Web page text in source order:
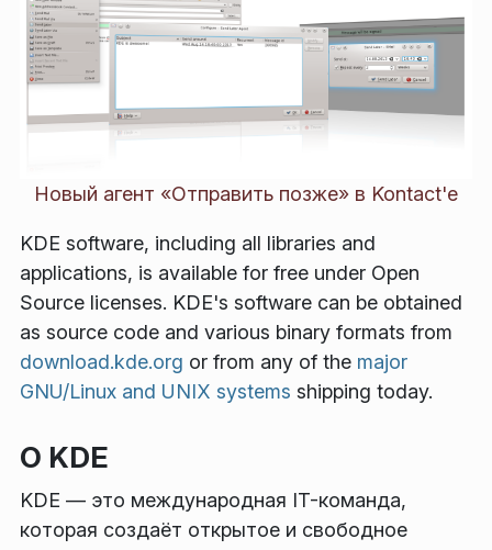
Новый агент «Отправить позже» в Kontact'е
KDE software, including all libraries and
applications, is available for free under Open
Source licenses. KDE's software can be obtained
as source code and various binary formats from
download.kde.org or from any of the major
GNU/Linux and UNIX systems shipping today.
О KDE
KDE — это международная IT-команда,
которая создаёт открытое и свободное